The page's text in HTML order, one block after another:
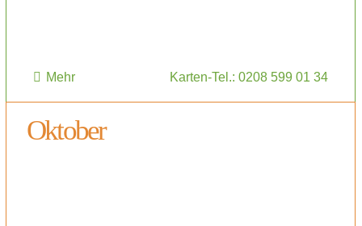
Mehr Karten-Tel.: 0208 599 01 34
Oktober